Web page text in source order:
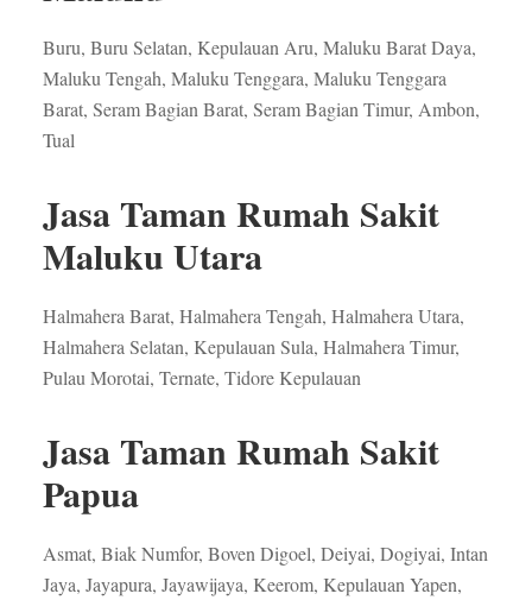
Buru, Buru Selatan, Kepulauan Aru, Maluku Barat Daya,
Maluku Tengah, Maluku Tenggara, Maluku Tenggara
Barat, Seram Bagian Barat, Seram Bagian Timur, Ambon,
Tual
Jasa Taman Rumah Sakit
Maluku Utara
Halmahera Barat, Halmahera Tengah, Halmahera Utara,
Halmahera Selatan, Kepulauan Sula, Halmahera Timur,
Pulau Morotai, Ternate, Tidore Kepulauan
Jasa Taman Rumah Sakit
Papua
Asmat, Biak Numfor, Boven Digoel, Deiyai, Dogiyai, Intan
Jaya, Jayapura, Jayawijaya, Keerom, Kepulauan Yapen,